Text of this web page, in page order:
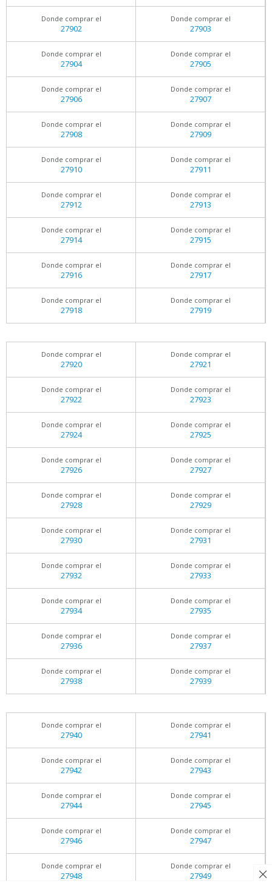
Donde comprar el
27902
Donde comprar el
27903
Donde comprar el
27904
Donde comprar el
27905
Donde comprar el
27906
Donde comprar el
27907
Donde comprar el
27908
Donde comprar el
27909
Donde comprar el
27910
Donde comprar el
27911
Donde comprar el
27912
Donde comprar el
27913
Donde comprar el
27914
Donde comprar el
27915
Donde comprar el
27916
Donde comprar el
27917
Donde comprar el
27918
Donde comprar el
27919
Donde comprar el
27920
Donde comprar el
27921
Donde comprar el
27922
Donde comprar el
27923
Donde comprar el
27924
Donde comprar el
27925
Donde comprar el
27926
Donde comprar el
27927
Donde comprar el
27928
Donde comprar el
27929
Donde comprar el
27930
Donde comprar el
27931
Donde comprar el
27932
Donde comprar el
27933
Donde comprar el
27934
Donde comprar el
27935
Donde comprar el
27936
Donde comprar el
27937
Donde comprar el
27938
Donde comprar el
27939
Donde comprar el
27940
Donde comprar el
27941
Donde comprar el
27942
Donde comprar el
27943
Donde comprar el
27944
Donde comprar el
27945
Donde comprar el
27946
Donde comprar el
27947
Donde comprar el
27948
Donde comprar el
27949